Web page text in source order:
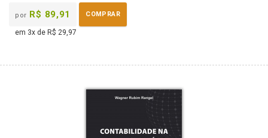
por R$ 89,91 COMPRAR
em 3x de R$ 29,97